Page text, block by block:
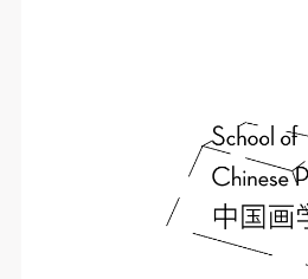
参与活动者在参与活动时应当
动导师、教师指导下进行，并
及到的绘画工具、创作材料及
与者因个人原因在使用相应绘
参与活动者在参与活动时应当
动导师、教师指导下进行，并
及到的绘画工具、创作材料及
与者因个人原因在使用相应绘
参与活动者在参与活动时应当
动导师、教师指导下进行，并
及到的绘画工具、创作材料及
与者因个人原因在使用相应绘